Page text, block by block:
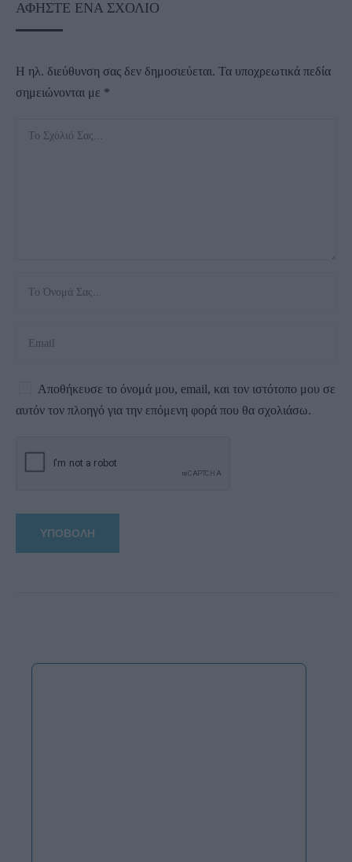
ΑΦΉΣΤΕ ΈΝΑ ΣΧΌΛΙΟ
Η ηλ. διεύθυνση σας δεν δημοσιεύεται. Τα υποχρεωτικά πεδία
σημειώνονται με *
Αποθήκευσε το όνομά μου, email, και τον ιστότοπο μου σε
αυτόν τον πλοηγό για την επόμενη φορά που θα σχολιάσω.